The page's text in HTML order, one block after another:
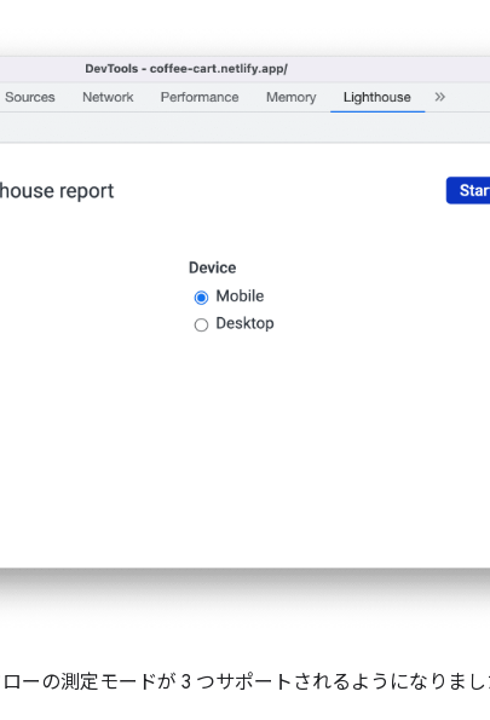
ーの測定モードが 3 つサポートされるようになりまし